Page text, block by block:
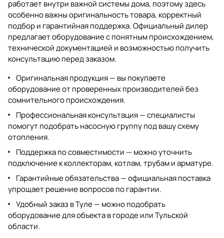
работает внутри важной системы дома, поэтому здесь
особенно важны оригинальность товара, корректный
подбор и гарантийная поддержка. Официальный дилер
предлагает оборудование с понятным происхождением,
технической документацией и возможностью получить
консультацию перед заказом.
Оригинальная продукция — вы покупаете
оборудование от проверенных производителей без
сомнительного происхождения.
Профессиональная консультация — специалисты
помогут подобрать насосную группу под вашу схему
отопления.
Поддержка по совместимости — можно уточнить
подключение к коллекторам, котлам, трубам и арматуре.
Гарантийные обязательства — официальная поставка
упрощает решение вопросов по гарантии.
Удобный заказ в Туле — можно подобрать
оборудование для объекта в городе или Тульской
области.